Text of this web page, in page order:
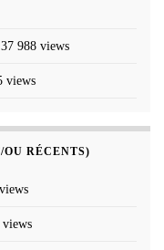
988 views
views
RÉCENTS)